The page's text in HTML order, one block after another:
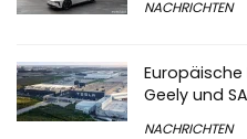
NACHRICHTEN
Geely und
NACHRICHTEN